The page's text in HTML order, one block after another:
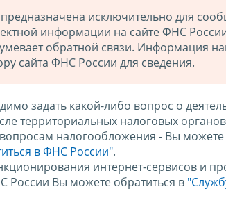
исключительно для
информации на сайте ФНС
обратной связи. Информация
сайта ФНС России для сведения.
задать какой-либо вопрос о
территориальных налоговых
налогообложения - Вы можете
в ФНС России".
интернет-сервисов и
России Вы можете обратиться в